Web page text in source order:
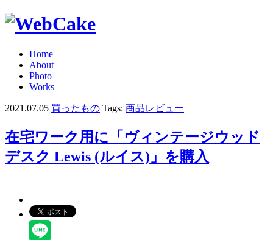
Home
About
Photo
Works
2021.07.05 買ったもの Tags: 商品レビュー
在宅ワーク用に「ヴィンテージウッド
デスク Lewis (ルイス)」を購入